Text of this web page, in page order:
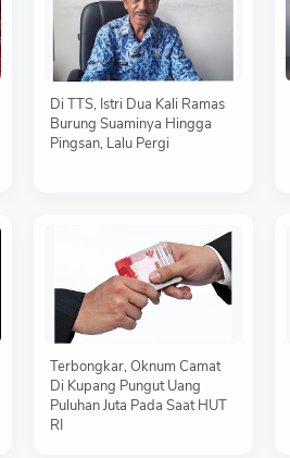
Di TTS, Istri Dua Kali Ramas
Burung Suaminya Hingga
Pingsan, Lalu Pergi
Terbongkar, Oknum Camat
Di Kupang Pungut Uang
Puluhan Juta Pada Saat HUT
RI